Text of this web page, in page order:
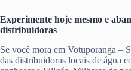
Experimente hoje mesmo e
distribuidoras
Se você mora em Votuporanga –
das distribuidoras locais de água